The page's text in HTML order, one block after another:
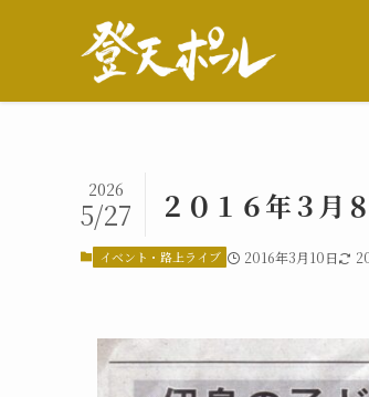
２０１６年３月
2026
5/27
イベント・路上ライブ 2016年3月10日